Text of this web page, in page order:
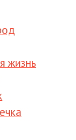
жизнь